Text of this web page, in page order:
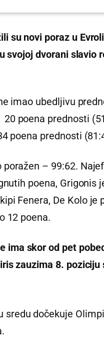
su novi poraz u
svojoj dvorani slavio
imao ubedljivu
poena prednosti
poena prednosti
– 99:62.
poena, Grigonis
Fenera, De Kolo je
12 poena.
ima skor od pet
zauzima 8. poziciju
sredu dočekuje